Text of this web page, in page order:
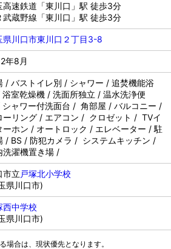
高速鉄道「東川口」駅 徒歩3分
武蔵野線「東川口」駅 徒歩3分
県川口市東川口２丁目3-8
年8月
/ バストイレ別 / シャワー / 追焚機能浴
室乾燥機 / 洗面所独立 / 温水洗浄便
シャワー付洗面台 / 角部屋 / バルコニー /
ーリング / エアコン / クロゼット / TVイ
ーホン / オートロック / エレベーター / 駐
/ BS / 防犯カメラ / システムキッチン /
洗濯機置き場 /
市立 戸塚北小学校
県川口市)
西中学校
県川口市)
場合は、現状優先となります。